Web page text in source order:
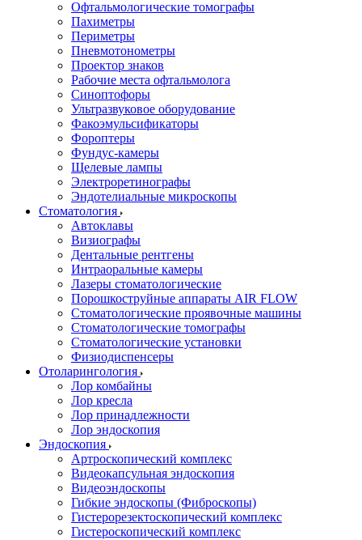
Офтальмологические томографы
Пахиметры
Периметры
Пневмотонометры
Проектор знаков
Рабочие места офтальмолога
Синоптофоры
Ультразвуковое оборудование
Факоэмульсификаторы
Фороптеры
Фундус-камеры
Щелевые лампы
Электроретинографы
Эндотелиальные микроскопы
Стоматология
Автоклавы
Визиографы
Дентальные рентгены
Интраоральные камеры
Лазеры стоматологические
Порошкоструйные аппараты AIR FLOW
Стоматологические проявочные машины
Стоматологические томографы
Стоматологические установки
Физиодиспенсеры
Отоларингология
Лор комбайны
Лор кресла
Лор принадлежности
Лор эндоскопия
Эндоскопия
Артроскопический комплекс
Видеокапсульная эндоскопия
Видеоэндоскопы
Гибкие эндоскопы (Фиброcкопы)
Гистерорезектоскопический комплекс
Гистероскопический комплекс